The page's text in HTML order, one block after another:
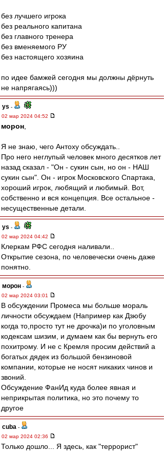
без лучшего игрока
без реального капитана
без главного тренера
без вменяемого РУ
без настоящего хозяина
по идее бамжей сегодня мы должны дёрнуть
не напрягаясь)))
ys -
02 мар 2024 04:52
морон
Я не знаю, чего Антоху обсуждать..
Про него неглупый человек много десятков лет
назад сказал - "Он - сукин сын, но он - НАШ
сукин сын". Он - игрок Московского Спартака,
хороший игрок, любящий и любимый. Вот,
собственно и вся концепция. Все остальное -
несущественные детали.
ys -
02 мар 2024 04:42
Клеркам РФС сегодня наливали..
Открытие сезона, по человечески очень даже
понятно.
морон -
02 мар 2024 03:01
В обсуждении Промеса мы больше мораль
личности обсуждаем (Например как Дзюбу
когда то,просто тут не дрочка)и по уголовным
кодексам шизим, и думаем как бы вернуть его
похитрому. И не с Кремля просим действий а
богатых дядек из большой бензиновой
компании, которые не носят никаких чинов и
звоний.
Обсуждение ФанИд куда более явная и
неприкрытая политика, но это почему то
другое
cuba -
02 мар 2024 02:36
Только дошло... Я здесь, как "террорист"